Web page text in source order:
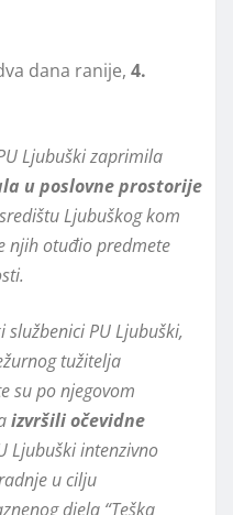
dana ranije, 4.
Ljubuški zaprimila
u poslovne prostorije
Ljubuškog kom
njih otuđio predmete
PU Ljubuški,
tužitelja
su po njegovom
izvršili očevidne
Ljubuški intenzivno
u cilju
djela “Teška